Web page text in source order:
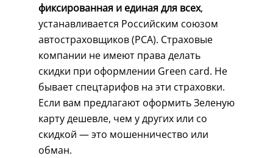
фиксированная и единая для всех,
устанавливается Российским союзом
автостраховщиков (РСА). Страховые
компании не имеют права делать
скидки при оформлении Green card. Не
бывает спецтарифов на эти страховки.
Если вам предлагают оформить Зеленую
карту дешевле, чем у других или со
скидкой — это мошенничество или
обман.